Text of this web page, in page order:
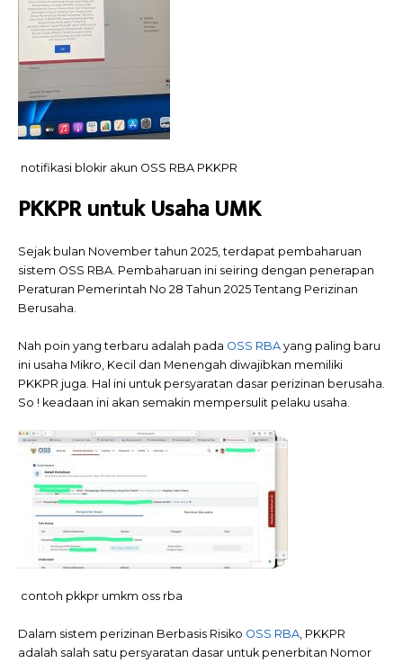
notifikasi blokir akun OSS RBA PKKPR
PKKPR untuk Usaha UMK
Sejak bulan November tahun 2025, terdapat pembaharuan
sistem OSS RBA. Pembaharuan ini seiring dengan penerapan
Peraturan Pemerintah No 28 Tahun 2025 Tentang Perizinan
Berusaha.
Nah poin yang terbaru adalah pada OSS RBA yang paling baru
ini usaha Mikro, Kecil dan Menengah diwajibkan memiliki
PKKPR juga. Hal ini untuk persyaratan dasar perizinan berusaha.
So ! keadaan ini akan semakin mempersulit pelaku usaha.
contoh pkkpr umkm oss rba
Dalam sistem perizinan Berbasis Risiko OSS RBA , PKKPR
adalah salah satu persyaratan dasar untuk penerbitan Nomor